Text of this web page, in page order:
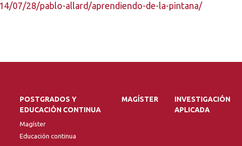
07/28/pablo-allard/aprendiendo-de-la-pintana/
POSTGRADOS Y
EDUCACIÓN CONTINUA
Magíster
Educación continua
MAGÍSTER
INVESTIGACIÓN
APLICADA